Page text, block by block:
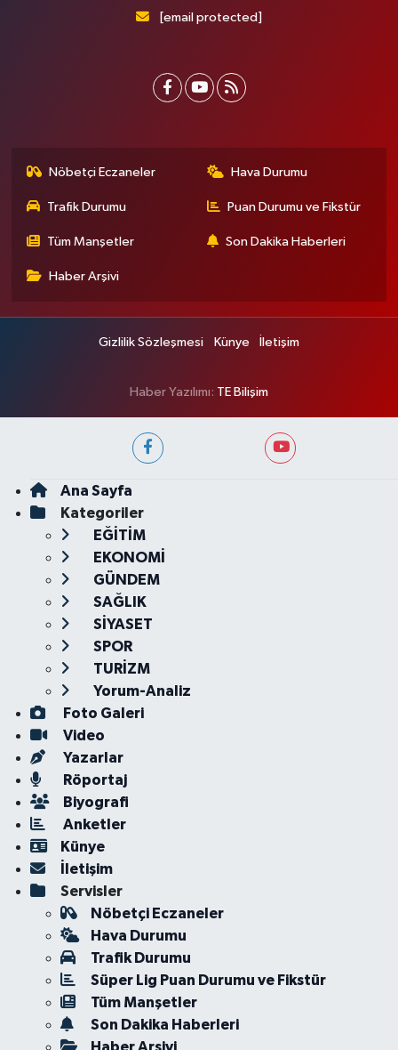
[email protected]
Nöbetçi Eczaneler Hava Durumu
Trafik Durumu Puan Durumu ve Fikstür
Tüm Manşetler Son Dakika Haberleri
Haber Arşivi
Gizlilik Sözleşmesi Künye İletişim
Haber Yazılımı: TE Bilişim
Ana Sayfa
Kategoriler
EĞİTİM
EKONOMİ
GÜNDEM
SAĞLIK
SİYASET
SPOR
TURİZM
Yorum-Analiz
Foto Galeri
Video
Yazarlar
Röportaj
Biyografi
Anketler
Künye
İletişim
Servisler
Nöbetçi Eczaneler
Hava Durumu
Trafik Durumu
Süper Lig Puan Durumu ve Fikstür
Tüm Manşetler
Son Dakika Haberleri
Haber Arşivi